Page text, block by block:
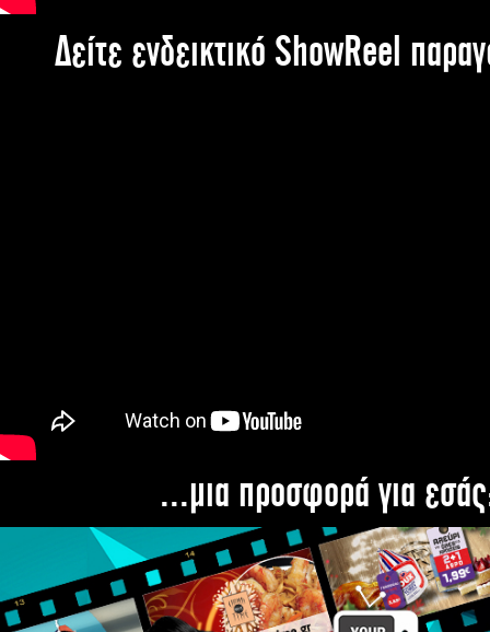
Δείτε ενδεικτικό ShowReel
...μια προσφορά για